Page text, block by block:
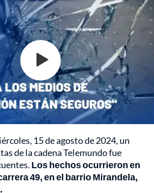
15 de agosto de 2024, un
de la cadena Telemundo fue
Los hechos ocurrieron en
49, en el barrio Mirandela,